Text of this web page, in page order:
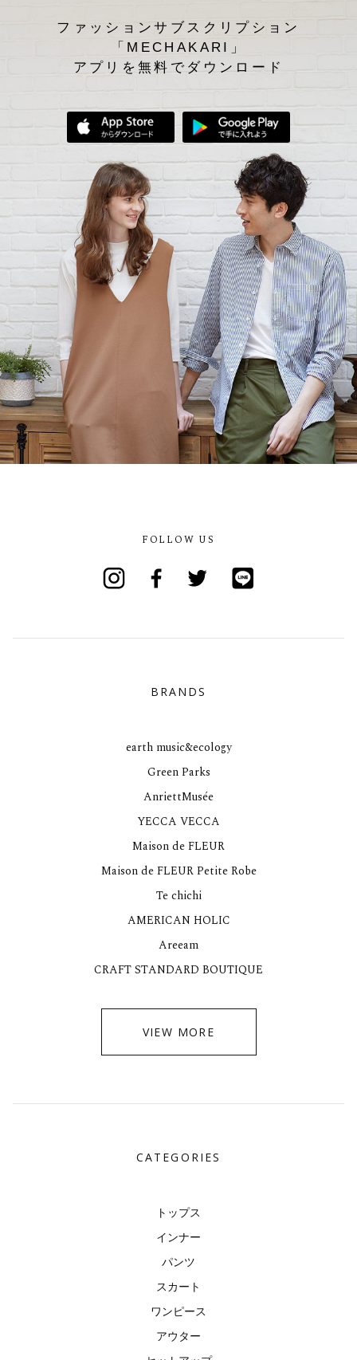
ファッションサブスクリプション
「MECHAKARI」
アプリを無料でダウンロード
App Storeからダウンロード
FOLLOW US
BRANDS
earth music&ecology
Green Parks
AnriettMusée
YECCA VECCA
Maison de FLEUR
Maison de FLEUR Petite Robe
Te chichi
AMERICAN HOLIC
Areeam
CRAFT STANDARD BOUTIQUE
VIEW MORE
CATEGORIES
トップス
インナー
パンツ
スカート
ワンピース
アウター